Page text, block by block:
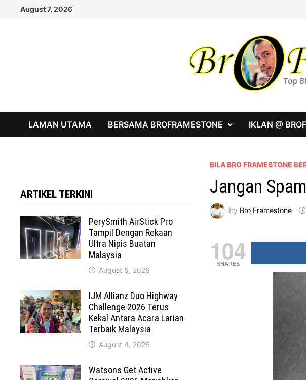
August 7, 2026
LAMAN UTAMA BERSAMA BROFRAMESTONE IKLAN @
BILA BRO FRAMESTONE
Jangan
by Bro Framestone
104
SHARES
ARTIKEL TERKINI
PerySmith AirStick Pro
Tampil Dengan Rekaan
Ultra Nipis Buatan
Malaysia
August 5, 2026
IJM Allianz Duo Highway
Challenge 2026 Terus
Kekal Antara Acara Larian
Terbaik Malaysia
August 4, 2026
Watsons Get Active